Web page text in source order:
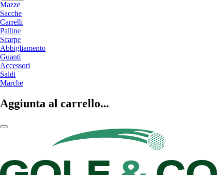
Mazze
Sacche
Carrelli
Palline
Scarpe
Abbigliamento
Guanti
Accessori
Saldi
Marche
Aggiunta al carrello...